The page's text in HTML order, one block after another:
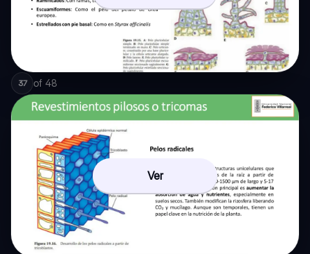
37 of 48
Ver